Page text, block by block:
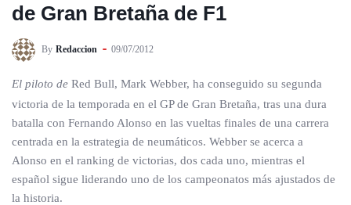
de Gran Bretaña de F1
By Redaccion 09/07/2012
El piloto de Red Bull, Mark Webber, ha conseguido su segunda
victoria de la temporada en el GP de Gran Bretaña, tras una dura
batalla con Fernando Alonso en las vueltas finales de una carrera
centrada en la estrategia de neumáticos. Webber se acerca a
Alonso en el ranking de victorias, dos cada uno, mientras el
español sigue liderando uno de los campeonatos más ajustados de
la historia.